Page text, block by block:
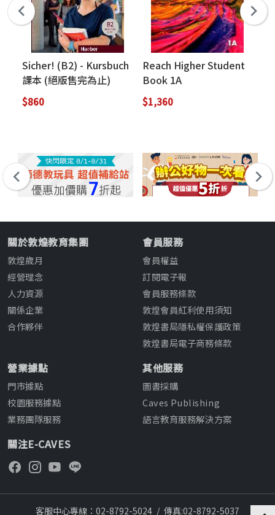
Sicher! (B2) - Kursbuch
課本 (絕版售完為止)
$860
Reach Higher Student
Book 1A
$1,360
關於敦煌教育集團
敦煌歲月
經營理念
人力資源
關係企業
合作夥伴
會員服務
會員權益
訂閱電子報
會員服務條款
敦煌會員紅利使用須知
敦煌書局隱私權保護政策
敦煌書局電子商務條款
營業據點
門市據點
校園服務據點
業務團隊服務
其他服務
圖書採購
Caves Publishing
語言教育服務解決方案
關注E-CAVES
客服中心專線：02-8792-5024 / 傳真:02-8792-5037